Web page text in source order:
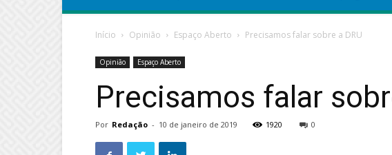
Início Opinião Espaço Aberto Precisamos falar sobre a DRU
Opinião Espaço Aberto
Precisamos falar
Por Redação - 10 de janeiro de 2019 1920 0